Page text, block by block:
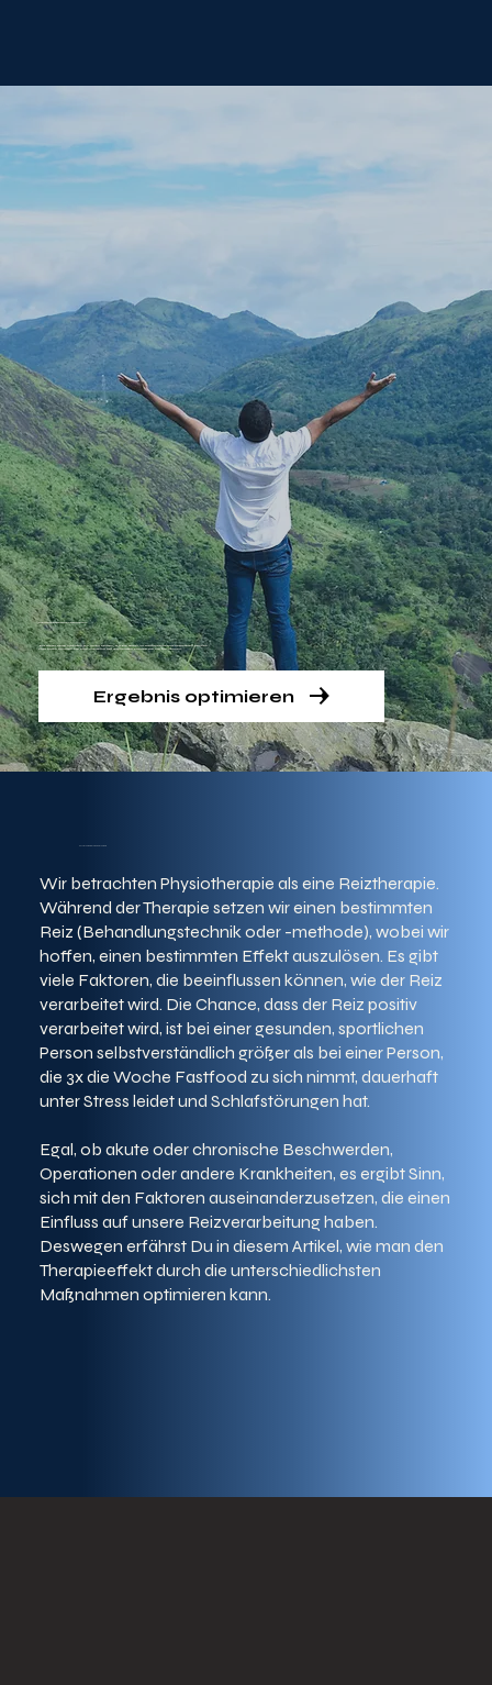
Therapieergebnis optimieren
Mit dieser Seite möchten wir Ihnen zeigen, wir Sie selber Ihr Therapieergebnis optimieren können.
Hier unten erhalten Sie eine Auflistung der wichtigsten Sachen die Sie tun können.
Ergebnis optimieren
Wir betrachten Physiotherapie als eine Reiztherapie.
Während der Therapie setzen wir einen bestimmten
Reiz (Behandlungstechnik oder -methode), wobei wir
hoffen, einen bestimmten Effekt auszulösen. Es gibt
viele Faktoren, die beeinflussen können, wie der Reiz
verarbeitet wird. Die Chance, dass der Reiz positiv
verarbeitet wird, ist bei einer gesunden, sportlichen
Person selbstverständlich größer als bei einer Person,
die 3x die Woche Fastfood zu sich nimmt, dauerhaft
unter Stress leidet und Schlafstörungen hat.
Egal, ob akute oder chronische Beschwerden,
Operationen oder andere Krankheiten, es ergibt Sinn,
sich mit den Faktoren auseinanderzusetzen, die einen
Einfluss auf unsere Reizverarbeitung haben.
Deswegen erfährst Du in diesem Artikel, wie man den
Therapieeffekt durch die unterschiedlichsten
Maßnahmen optimieren kann.